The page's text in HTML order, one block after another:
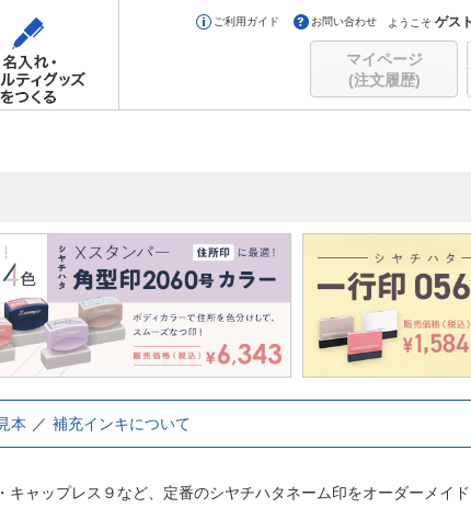
ご利用ガイド お問い合わせ ようこそ ゲス
マイページ
(注文履歴)
本 補充インキについて
キャップレス９など、定番のシヤチハタネーム印をオーダーメイ